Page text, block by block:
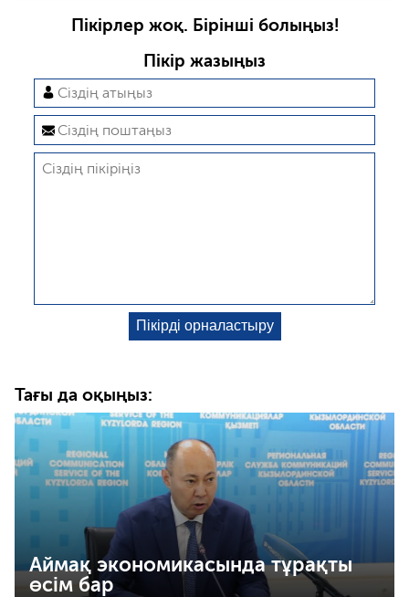
Пікірлер жоқ. Бірінші болыңыз!
Пікір жазыңыз
Тағы да оқыңыз:
Аймақ экономикасында тұрақты
өсім бар